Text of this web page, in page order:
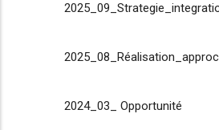
2024_03_ Opportunité